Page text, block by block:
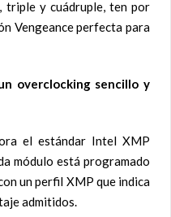
triple y cuádruple, ten por
Vengeance perfecta para
overclocking sencillo y
el estándar Intel XMP
módulo está programado
un perfil XMP que indica
admitidos.